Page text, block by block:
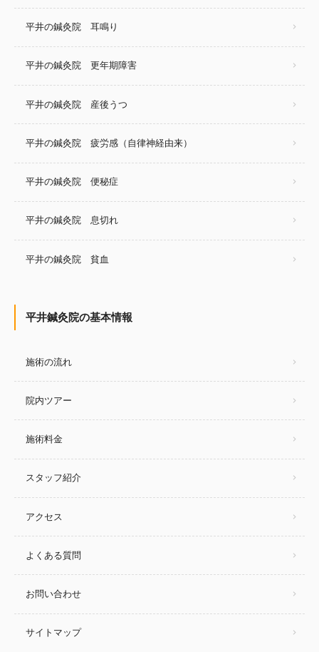
平井の鍼灸院 耳鳴り
平井の鍼灸院 更年期障害
平井の鍼灸院 産後うつ
平井の鍼灸院 疲労感（自律神経由来）
平井の鍼灸院 便秘症
平井の鍼灸院 息切れ
平井の鍼灸院 貧血
平井鍼灸院の基本情報
施術の流れ
院内ツアー
施術料金
スタッフ紹介
アクセス
よくある質問
お問い合わせ
サイトマップ